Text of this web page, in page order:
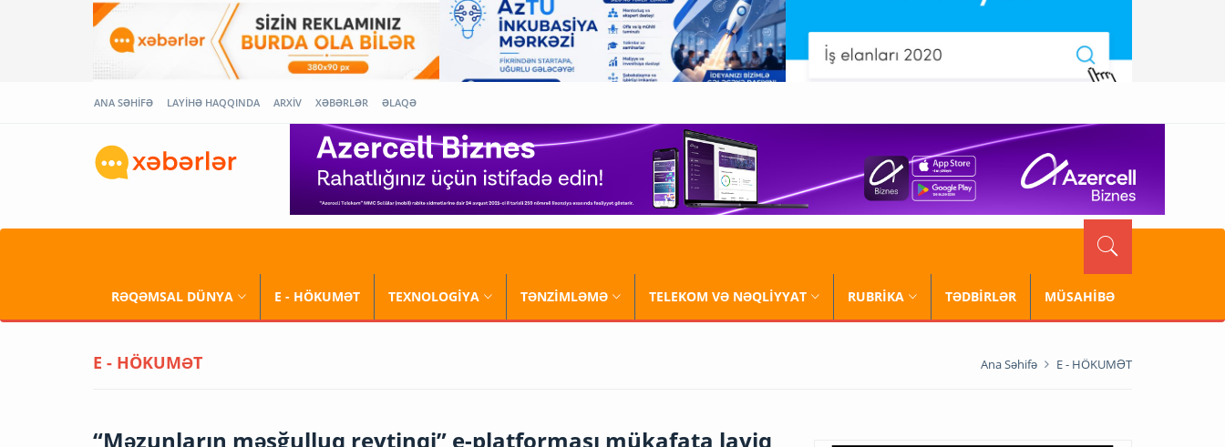
ANA SƏHİFƏ LAYİHƏ HAQQINDA ARXİV XƏBƏRLƏR ƏLAQƏ
RƏQƏMSAL DÜNYA E - HÖKUMƏT TEXNOLOGİYA TƏNZİMLƏMƏ TELEKOM VƏ NƏQLİYYAT RUBRİKA TƏDBİRLƏR MÜSAHİBƏ
E - HÖKUMƏT Ana Səhifə E - HÖKUMƏT
“Məzunların məşğulluq reytinqi” e-platforması mükafata layiq